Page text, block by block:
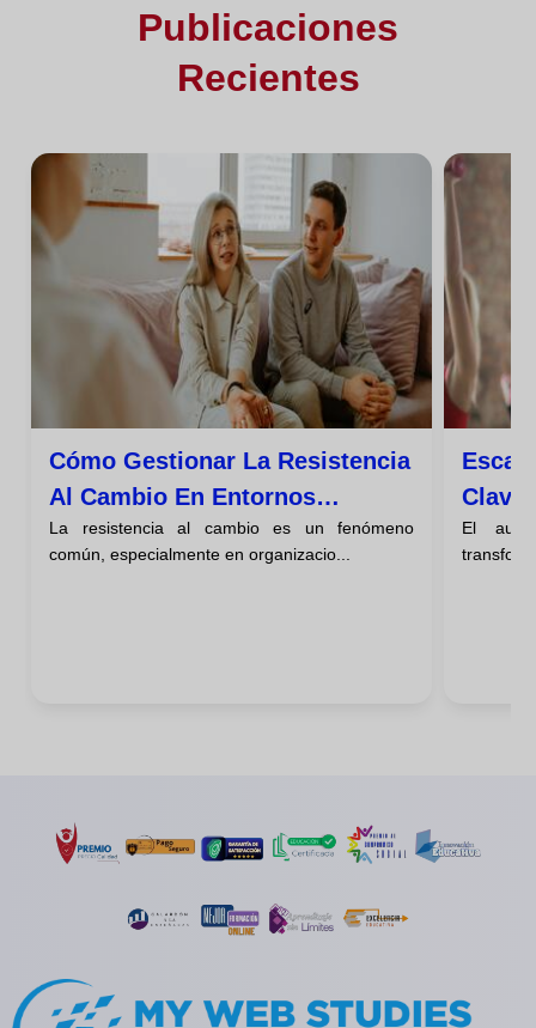
Publicaciones
Recientes
Cómo Gestionar La Resistencia
Al Cambio En Entornos
Tradicionales
La resistencia al cambio es un fenómeno
común, especialmente en organizacio...
Clave
De
El